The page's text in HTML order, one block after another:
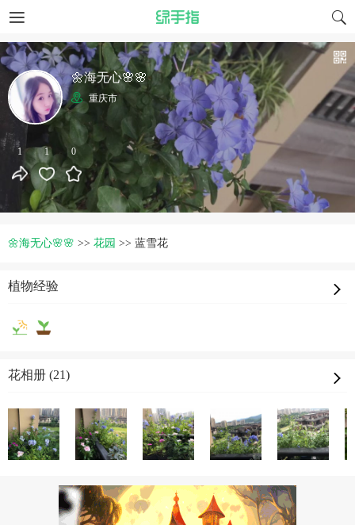
1 1 0
🌼海无心🌸🌸
重庆市
🌼海无心🌸🌸 >> 花园 >> 蓝雪花
植物经验
花相册 (21)